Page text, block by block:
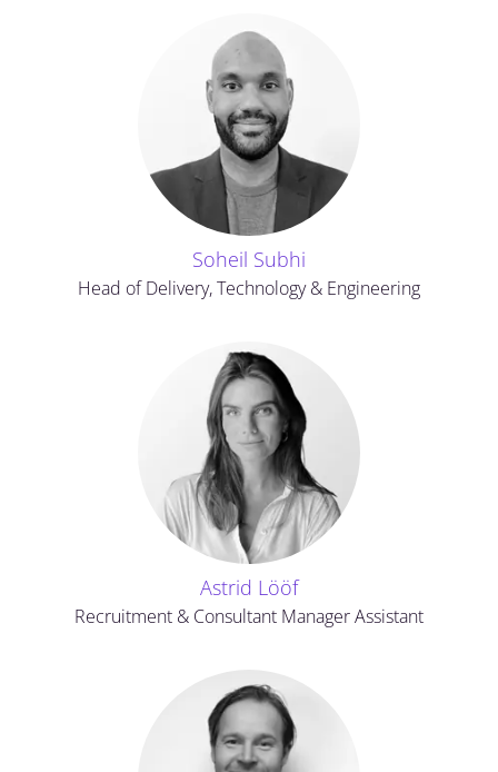
Soheil Subhi
Head of Delivery, Technology & Engineering
Astrid Lööf
Recruitment & Consultant Manager Assistant